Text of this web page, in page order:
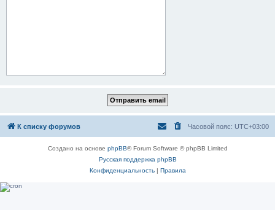
К списку форумов Часовой пояс: UTC+03:00
Создано на основе phpBB® Forum Software © phpBB Limited
Русская поддержка phpBB
Конфиденциальность| Правила